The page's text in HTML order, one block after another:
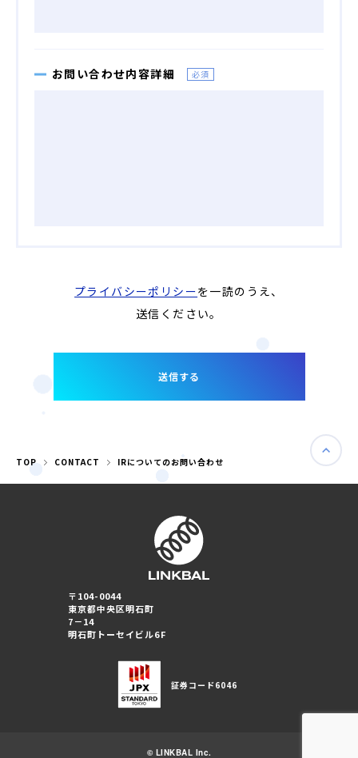
お問い合わせ内容詳細 必須
プライバシーポリシーを一読のうえ、
送信ください。
送信する
TOP CONTACT IRについてのお問い合わせ
〒104-0044
東京都中央区明石町
7－14
明石町トーセイビル6F
証券コード6046
© LINKBAL Inc.